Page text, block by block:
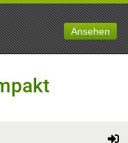
Ansehen